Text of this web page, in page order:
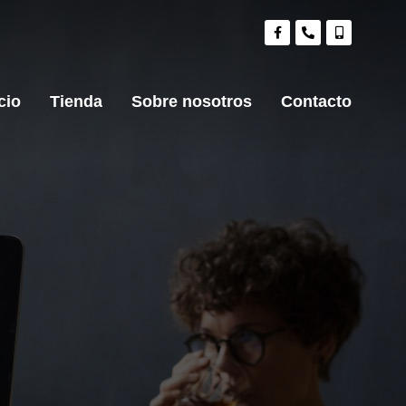
Tienda Sobre nosotros Contacto